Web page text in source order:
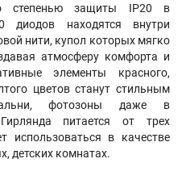
степенью защиты IP20 в
диодов находятся внутри
нити, купол которых мягко
атмосферу комфорта и
элементы красного,
цветов станут стильным
фотозоны даже в
питается от трех
в качестве
детских комнатах.